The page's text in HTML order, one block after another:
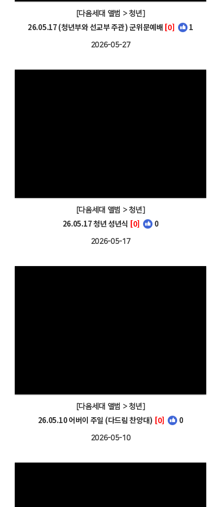
[다음세대 앨범 > 청년]
26.05.17 (청년부와 선교부 주관) 군위문예배 [0] 1
2026-05-27
[다음세대 앨범 > 청년]
26.05.17 청년 성년식 [0] 0
2026-05-17
[다음세대 앨범 > 청년]
26.05.10 어버이 주일 (다드림 찬양대) [0] 0
2026-05-10